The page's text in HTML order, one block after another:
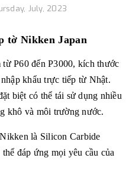
July, 2023
tờ Nikken Japan
từ P60 đến P3000, kích thước
khẩu trực tiếp từ Nhật.
biệt có thể tái sử dụng nhiều
khô và môi trường nước.
là Silicon Carbide
đáp ứng mọi yêu cầu của